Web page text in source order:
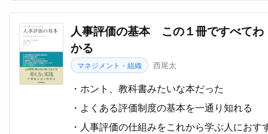
人事評価の基本 この１冊ですべてわ
かる
マネジメント・組織 西尾太
ホント、教科書みたいな本だった
よくある評価制度の基本を一通り知れる
人事評価の仕組みをこれから学ぶ人におす